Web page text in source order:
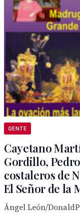
GENTE
Cayetano
Gordillo,
costaleros de
El Señor de la
Ángel León/